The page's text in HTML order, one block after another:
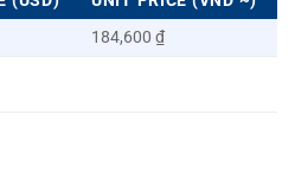
184,600 ₫